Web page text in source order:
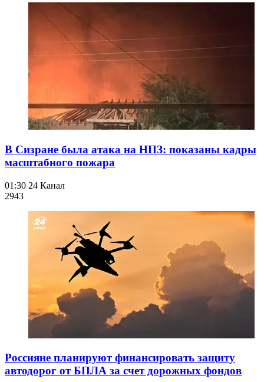
В Сизране была атака на НПЗ: показаны кадры
масштабного пожара
01:30 24 Канал
2943
Россияне планируют финансировать защиту
автодорог от БПЛА за счет дорожных фондов